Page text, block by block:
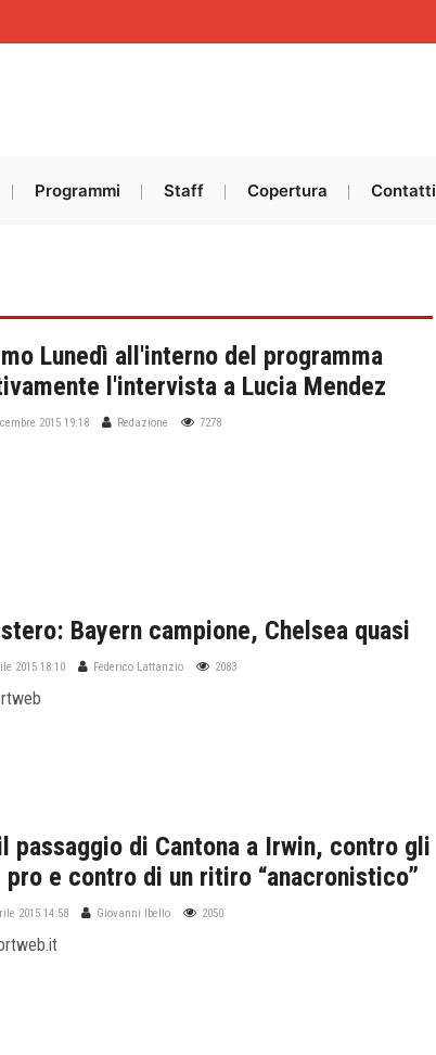
Programmi Staff Copertura Contatti
Lunedì all'interno del programma
l'intervista a Lucia Mendez
2015 19:18 Redazione 7278
Bayern campione, Chelsea quasi
2015 18:10 Federico Lattanzio 2083
passaggio di Cantona a Irwin, contro gli
pro e contro di un ritiro “anacronistico”
2015 14:58 Giovanni Ibello 2050